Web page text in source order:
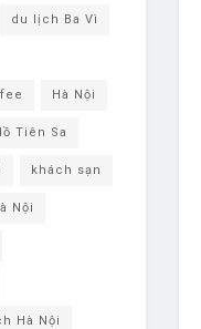
du lịch Ba Vì
Hà Nội
Tiên Sa
khách sạn
Nội
Hà Nội